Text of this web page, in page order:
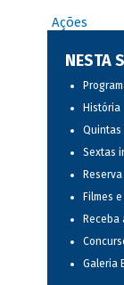
Ações
NESTA
História
Quintas
Sextas
Filmes
Receba
Galeria